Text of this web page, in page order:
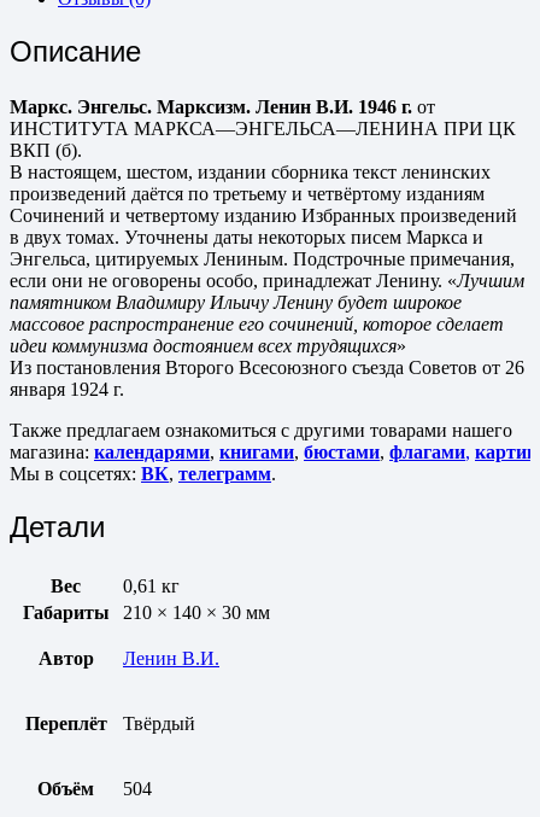
Описание
Маркс. Энгельс. Марксизм. Ленин В.И. 1946 г. от
ИНСТИТУТА МАРКСА—ЭНГЕЛЬСА—ЛЕНИНА ПРИ ЦК
ВКП (б).
В настоящем, шестом, издании сборника текст ленинских
произведений даётся по третьему и четвёртому изданиям
Сочинений и четвертому изданию Избранных произведений
в двух томах. Уточнены даты некоторых писем Маркса и
Энгельса, цитируемых Лениным. Подстрочные примечания,
если они не оговорены особо, принадлежат Ленину. «Лучшим
памятником Владимиру Ильичу Ленину будет широкое
массовое распространение его сочинений, которое сделает
идеи коммунизма достоянием всех трудящихся»
Из постановления Второго Всесоюзного съезда Советов от 26
января 1924 г.
Также предлагаем ознакомиться с другими товарами нашего
магазина: календарями, книгами, бюстами, флагами,
Мы в соцсетях: ВК, телеграмм.
Детали
Вес
0,61 кг
Габариты
210 × 140 × 30 мм
Автор Ленин В.И.
Переплёт Твёрдый
Объём 504